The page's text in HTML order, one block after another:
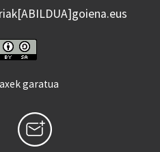
garatua